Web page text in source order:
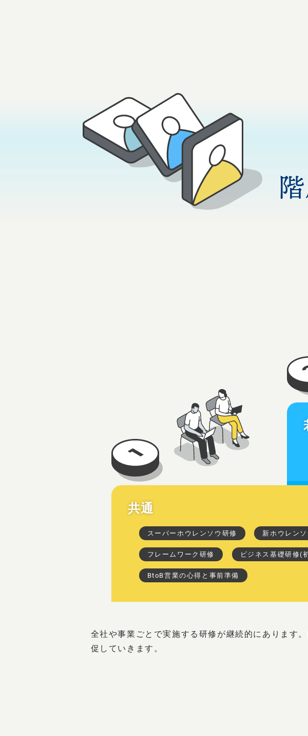
共通
スーパーホウレンソウ研修 新ホウレン
フレームワーク研修 ビジネス基礎研修(
BtoB営業の心得と事前準備
全社や事業ごとで実施する研修が継続的にあります
促していきます。